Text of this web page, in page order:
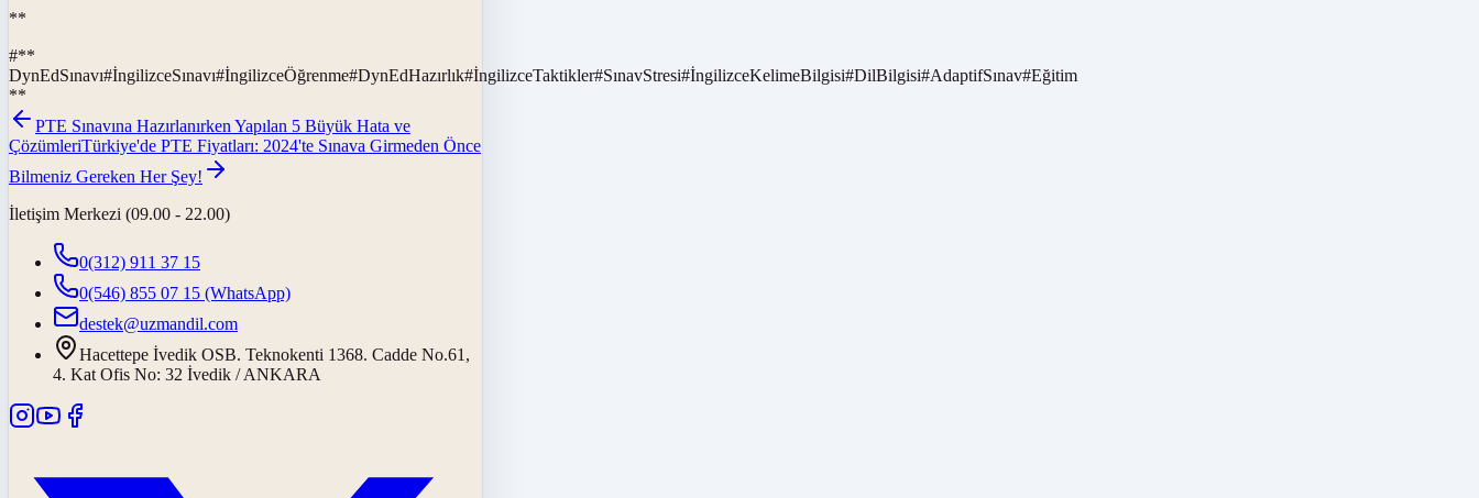
**
#**
DynEdSınavı#İngilizceSınavı#İngilizceÖğrenme#DynEdHazırlık#İngilizceTaktikler#SınavStresi#İngilizceKelimeBilgisi#DilBilgisi#AdaptifSınav#Eğitim
**
PTE Sınavına Hazırlanırken Yapılan 5 Büyük Hata ve
ÇözümleriTürkiye'de PTE Fiyatları: 2024'te Sınava Girmeden Önce
Bilmeniz Gereken Her Şey!
İletişim Merkezi (09.00 - 22.00)
0(312) 911 37 15
0(546) 855 07 15 (WhatsApp)
destek@uzmandil.com
Hacettepe İvedik OSB. Teknokenti 1368. Cadde No.61,
4. Kat Ofis No: 32 İvedik / ANKARA